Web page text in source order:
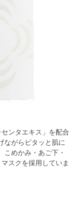
ンタエキス」を配合
ながらピタッと肌に
こめかみ・あご下・
スクを採用していま